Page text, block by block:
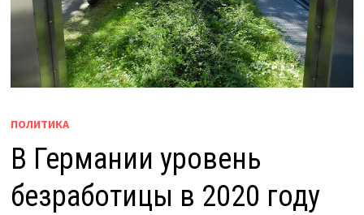
ПОЛИТИКА
В Германии уровень
безработицы в 2020 году